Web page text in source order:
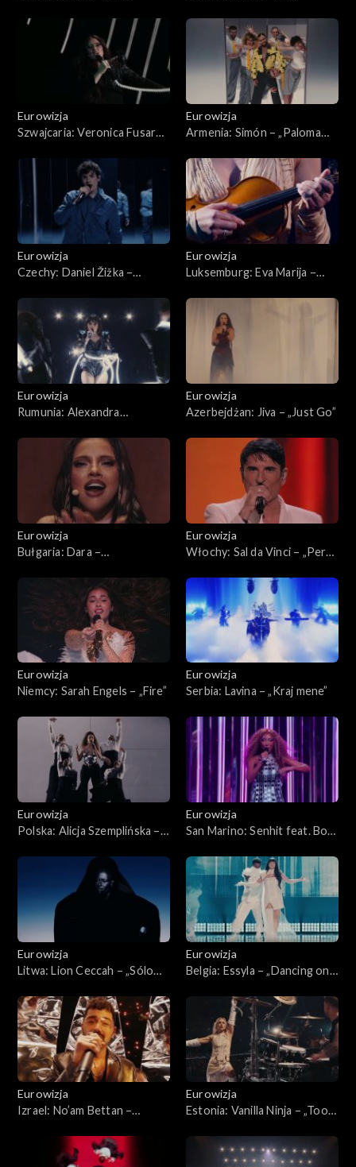
Eurowizja
Szwajcaria: Veronica Fusaro
Eurowizja
Armenia: Simón – „Paloma
Eurowizja
Czechy: Daniel Žižka –
Eurowizja
Luksemburg: Eva Marija –
Eurowizja
Rumunia: Alexandra
Eurowizja
Azerbejdżan: Jiva – „Just Go”
Eurowizja
Bułgaria: Dara –
Eurowizja
Włochy: Sal da Vinci – „Per
Eurowizja
Niemcy: Sarah Engels – „Fire”
Eurowizja
Serbia: Lavina – „Kraj mene ”
Eurowizja
Polska: Alicja Szemplińska –
Eurowizja
San Marino: Senhit feat. Boy
Eurowizja
Litwa: Lion Ceccah – „Sólo
Eurowizja
Belgia: Essyla – „Dancing on
Eurowizja
Izrael: No’am Bettan –
Eurowizja
Estonia: Vanilla Ninja – „Too